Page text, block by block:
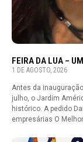
FEIRA DA LUA –
1 DE AGOSTO, 2026
Antes da
julho, o Jardim
histórico. A pedido
empresárias O